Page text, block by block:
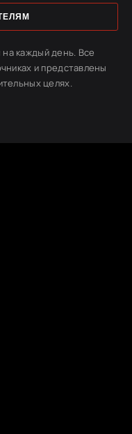
каждый день. Все
и представлены
целях.